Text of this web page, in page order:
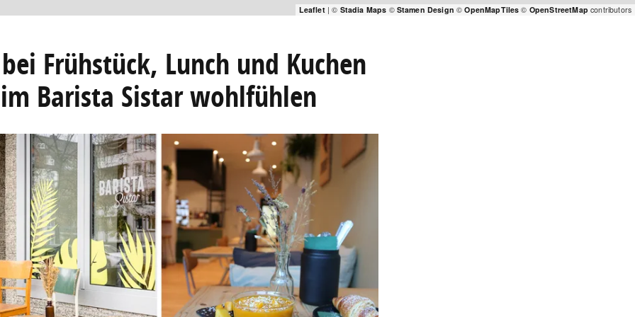
Leaflet| © Stadia Maps © Stamen Design ©OpenMapTiles © OpenStreetMap contributors
Frühstück, Lunch und Kuchen
im Barista Sistar wohlfühlen